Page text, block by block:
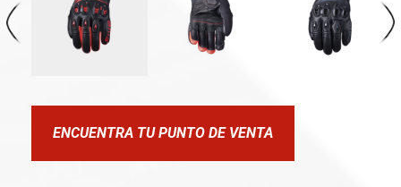
ENCUENTRA TU PUNTO DE VENTA